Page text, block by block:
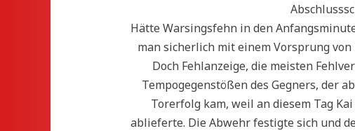
Hätte Warsingsfehn in den
man sicherlich mit einem Vorsprung
Doch Fehlanzeige, die meisten
Tempogegenstößen des Gegners, der
Torerfolg kam, weil an diesem Tag
ablieferte. Die Abwehr festigte sich und